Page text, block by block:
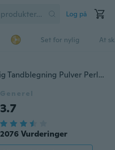
Log på
Set for nylig At
10ML / 80ML Magisk Naturlig Tandblegning Pulver Perle Tandbørstning Pulver Fysisk Tandblegemiddel Afgiftende Blegning Oral Tandhygiejne
Generel
3.7
2076 Vurderinger